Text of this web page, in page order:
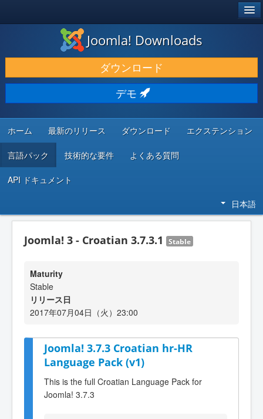
ダウンロードと機能拡張
発見と学び
コミュニティとサポート
開発者向けリソース
Joomla! Downloads
ダウンロード
デモ
ホーム 最新のリリース ダウンロード エクステンション
言語パック 技術的な要件 よくある質問
API ドキュメント
日本語
Joomla! 3 - Croatian 3.7.3.1 Stable
Maturity
Stable
リリース日
2017年07月04日（火）23:00
Joomla! 3.7.3 Croatian hr-HR
Language Pack (v1)
This is the full Croatian Language Pack for
Joomla! 3.7.3